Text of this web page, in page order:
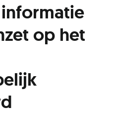
op het